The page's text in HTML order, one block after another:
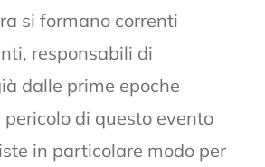
si formano correnti
responsabili di
dalle prime epoche
di questo evento
in particolare modo per